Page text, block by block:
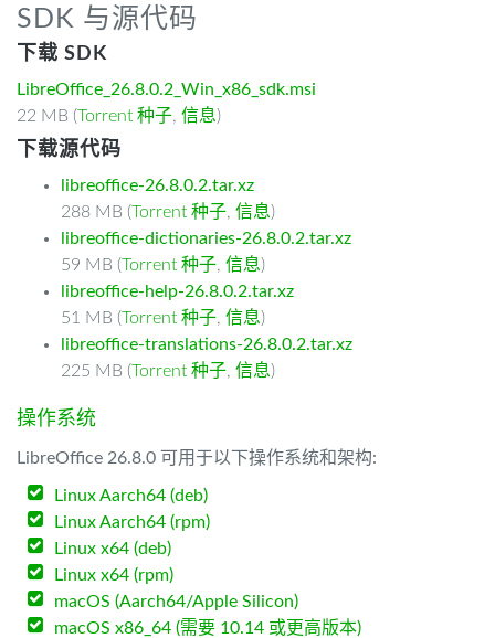
SDK 与源代码
下载 SDK
LibreOffice_26.8.0.2_Win_x86_sdk.msi
22 MB (Torrent 种子, 信息)
下载源代码
libreoffice-26.8.0.2.tar.xz
288 MB (Torrent 种子, 信息)
libreoffice-dictionaries-26.8.0.2.tar.xz
59 MB (Torrent 种子, 信息)
libreoffice-help-26.8.0.2.tar.xz
51 MB (Torrent 种子, 信息)
libreoffice-translations-26.8.0.2.tar.xz
225 MB (Torrent 种子, 信息)
操作系统
LibreOffice 26.8.0 可用于以下操作系统和架构:
Linux Aarch64 (deb)
Linux Aarch64 (rpm)
Linux x64 (deb)
Linux x64 (rpm)
macOS (Aarch64/Apple Silicon)
macOS x86_64 (需要 10.14 或更高版本)